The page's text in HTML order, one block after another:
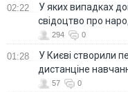
02:22
У яких випадках
свідоцтво про
294 0
01:28
У Києві створили
дистанціне
57 0